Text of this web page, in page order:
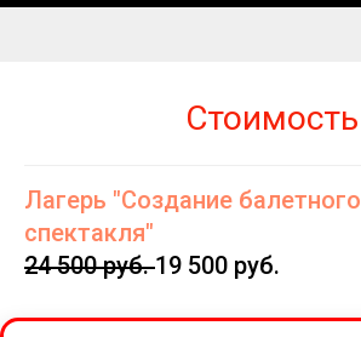
Стоимость
Лагерь "Создание балетного
спектакля"
24 500 руб.19 500 руб.